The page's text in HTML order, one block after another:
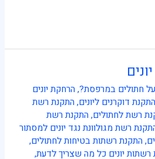
חתולים במרפסת?,הרחקת יונים
התקנת דוקרנים ליונים,התקנת רשת
רשת לחתולים,התקנת רשת
רשת מגולוונת נגד יונים למסתור
,התקנת רשתות בטיחות לחתולים,
רשתות יונים כל מה שצריך לדעת,